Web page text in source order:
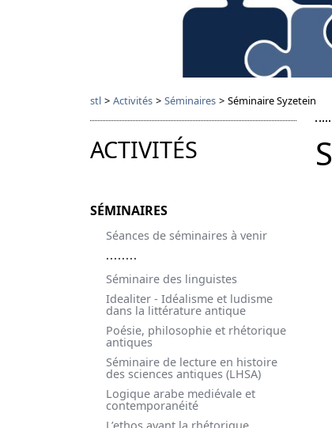
stl > Activités > Séminaires > Séminaire Syzetein
ACTIVITÉS
SÉMINAIRES
Séances de séminaires à venir
Séminaire des linguistes
Idealiter - Idéalisme et ludisme
dans la littérature antique
Poésie, philosophie et rhétorique
antiques
Séminaire de lecture en histoire
des sciences antiques (LHSA)
Logique arabe mediévale et
contemporanéité